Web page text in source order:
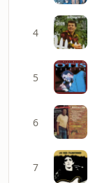
4
5
6
7